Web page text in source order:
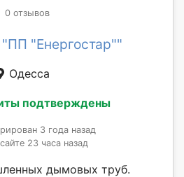
0 отзывов
"Енергостар""
Одесса
подтверждены
3 года назад
23 часа назад
дымовых труб.